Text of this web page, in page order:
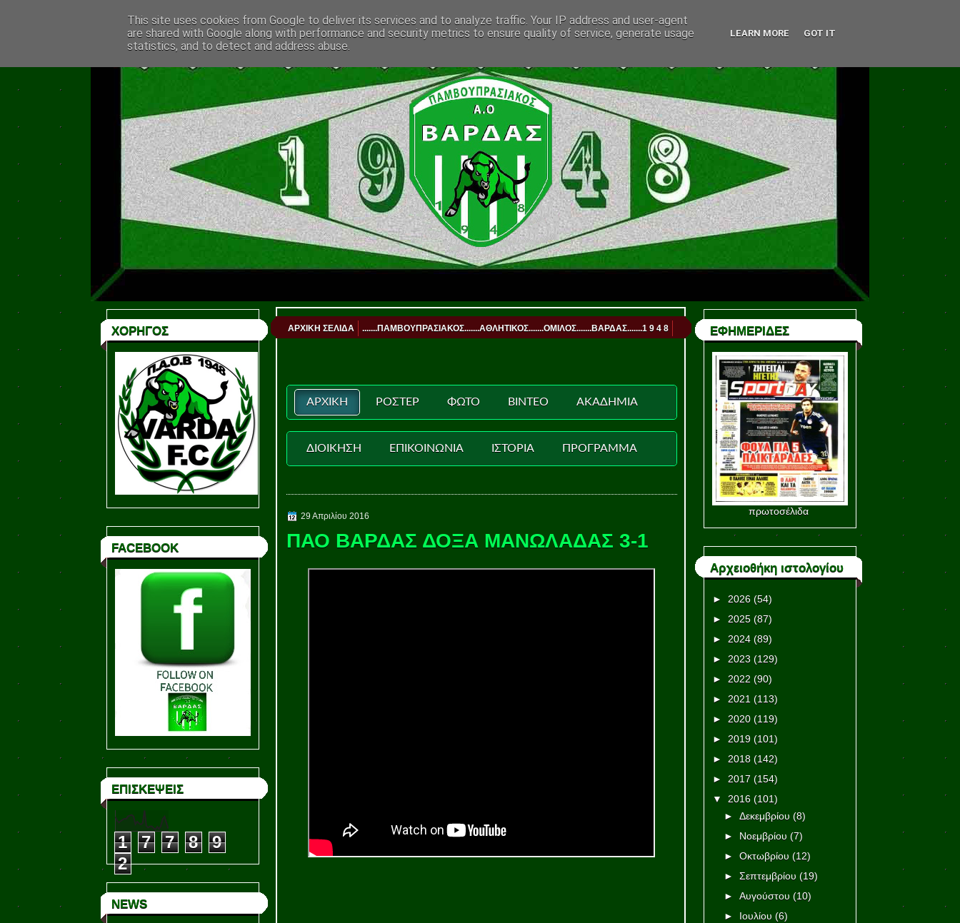
ΧΟΡΗΓΟΣ
FACEBOOK
ΕΠΙΣΚΕΨΕΙΣ
1 7 7 8
9
2
NEWS
ΑΡΧΙΚΗ ΣΕΛΙΔΑ .......ΠΑΜΒΟΥΠΡΑΣΙΑΚΟΣ.......ΑΘΛΗΤΙΚΟΣ.......ΟΜΙΛΟΣ.......ΒΑΡΔΑΣ.......1 9 4 8
ΑΡΧΙΚΗ ΡΟΣΤΕΡ ΦΩΤΟ ΒΙΝΤΕΟ ΑΚΑΔΗΜΙΑ
ΔΙΟΙΚΗΣΗ ΕΠΙΚΟΙΝΩΝΙΑ ΙΣΤΟΡΙΑ ΠΡΟΓΡΑΜΜΑ
29 Απριλίου 2016
ΠΑΟ ΒΑΡΔΑΣ ΔΟΞΑ ΜΑΝΩΛΑΔΑΣ 3-1
ΕΦΗΜΕΡΙΔΕΣ
πρωτοσέλιδα
Αρχειοθήκη ιστολογίου
► 2026 (54)
► 2025 (87)
► 2024 (89)
► 2023 (129)
► 2022 (90)
► 2021 (113)
► 2020 (119)
► 2019 (101)
► 2018 (142)
► 2017 (154)
▼
2016 (101)
►Δεκεμβρίου (8)
► Νοεμβρίου (7)
►Οκτωβρίου (12)
►Σεπτεμβρίου (19)
►Αυγούστου (10)
► Ιουλίου (6)
This site uses cookies from Google to deliver its services and to analyze traffic. Your IP address and user-agent
are shared with Google along with performance and security metrics to ensure quality of service, generate usage
statistics, and to detect and address abuse.
LEARN MORE GOT IT